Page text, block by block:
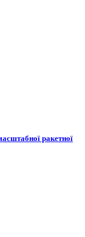
ракетної